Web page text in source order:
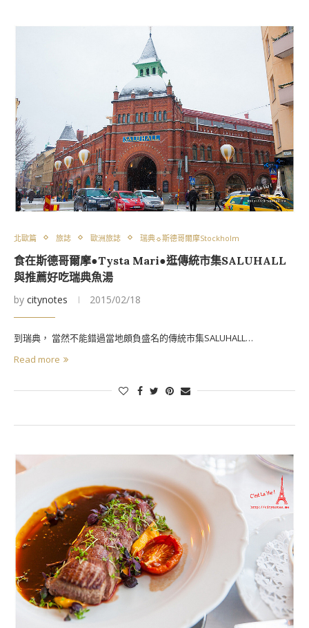
北歐篇 旅誌 歐洲旅誌 瑞典☼斯德哥爾摩Stockholm
食在斯德哥爾摩●Tysta Mari●逛傳統市集SALUHALL
與推薦好吃瑞典魚湯
by citynotes 2015/02/18
到瑞典， 當然不能錯過當地頗負盛名的傳統市集SALUHALL…
Read more